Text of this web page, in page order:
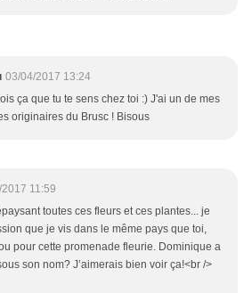
03/04/2017 13:24
ça que tu te sens chez toi :) J'ai un de mes
originaires du Brusc ! Bisous
11:59
toutes ces fleurs et ces plantes... je
que je vis dans le même pays que toi,
pour cette promenade fleurie. Dominique a
son nom? J’aimerais bien voir ça!<br />